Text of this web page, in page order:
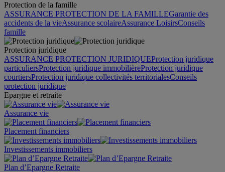
Protection de la famille
ASSURANCE PROTECTION DE LA FAMILLEGarantie des
accidents de la vieAssurance scolaireAssurance LoisirsConseils
famille
Protection juridique
ASSURANCE PROTECTION JURIDIQUEProtection juridique
particuliersProtection juridique immobilièreProtection juridique
courtiersProtection juridique collectivités territorialesConseils
protection juridique
Epargne et retraite
Assurance vie
Placement financiers
Investissements immobiliers
Plan d’Epargne Retraite